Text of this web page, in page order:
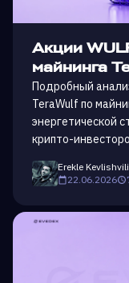
Акции
майнинга
Подробный
TeraWulf по
энергетической
крипто-
Erekle Kevlishvili
22.06.2026